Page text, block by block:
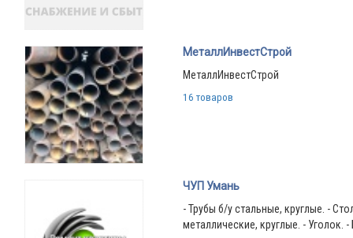
МеталлИнвестСтрой
МеталлИнвестСтрой
16 товаров
ЧУП Умань
- Трубы б/у стальные, круглые. -
металлические, круглые. - Уголок.